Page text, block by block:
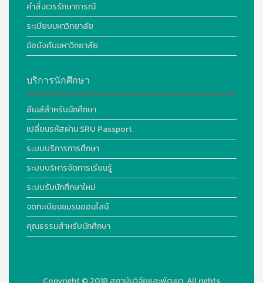
คำสั่งเวรรักษาการณ์
ระเบียบมหาวิทยาลัย
ข้อบังคับมหาวิทยาลัย
บริการนักศึกษา
อีเมล์สำหรับนักศึกษา
เปลี่ยนรหัสผ่าน SRU Passport
ระบบบริการการศึกษา
ระบบบริหารจัดการเรียนรู้
ระบบรับนักศึกษาใหม่
จดทะเบียนชมรมออนไลน์
คุณธรรมสำหรับนักศึกษา